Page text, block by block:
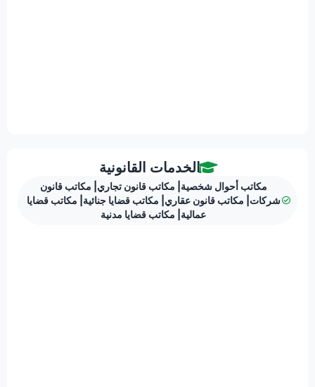
الخدمات القانونية
مكاتب أحوال شخصية مكاتب قانون تجاري مكاتب قانون
شركات مكاتب قانون عقاري مكاتب قضايا جنائية مكاتب قضايا
عمالية مكاتب قضايا مدنية